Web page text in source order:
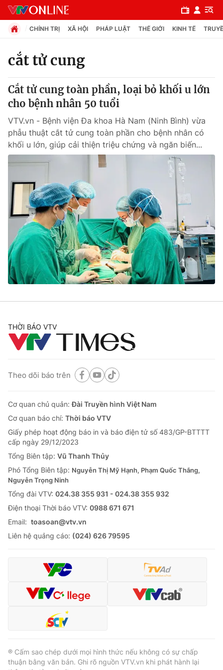
Chuyên mục
Chính trị
Xã hội
Pháp luật
Y tế
Thế giới
Tin tức
Thế giới đó đây
Câu chuyện quốc tế
Kinh tế
Tài chính
Thị trường
Góc doanh nghiệp
Dữ liệu và đời sống
Truyền hình
Phim VTV
Hậu trường
Giải sao mai
Giải trí
Điện ảnh
Âm nhạc
Du lịch
Làm đẹp
Chất lượng cuộc sống
Tuyển sinh
Học trực tuyến
Công nghệ
Hitech Công nghệ tương lai
Sản phẩm
Thị trường
Tư vấn
Giao lưu trực tuyến
Lịch phát sóng
Chuyên mục khác
Emagazine Podcast
Video Shorts video
VTV Money
VTV Sức khoẻ Bất động sản
CHÍNH TRỊ XÃ HỘI PHÁP LUẬT THẾ GIỚI KINH TẾ
cắt tử cung
Cắt tử cung toàn phần, loại bỏ khối u lớn
cho bệnh nhân 50 tuổi
VTV.vn - Bệnh viện Đa khoa Hà Nam (Ninh Bình) vừa
phẫu thuật cắt tử cung toàn phần cho bệnh nhân có
khối u lớn, giúp cải thiện triệu chứng và ngăn biến...
THỜI BÁO VTV
Theo dõi báo trên
Cơ quan chủ quản:Đài Truyền hình Việt Nam
Cơ quan báo chí: Thời báo VTV
Giấy phép hoạt động báo in và báo điện tử số 483/GP-BTTTT
cấp ngày 29/12/2023
Tổng Biên tập: Vũ Thanh Thủy
Phó Tổng Biên tập: Nguyễn Thị Mỹ Hạnh, Phạm Quốc Thắng,
Nguyễn Trọng Ninh
Tổng đài VTV: 024.38 355 931 - 024.38 355 932
Ðiện thoại Thời báo VTV: 0988 671 671
Email: toasoan@vtv.vn
Liên hệ quảng cáo: (024) 626 79595
® Cấm sao chép dưới mọi hình thức nếu không có sự chấp
thuận bằng văn bản. Ghi rõ nguồn VTV.vn khi phát hành lại